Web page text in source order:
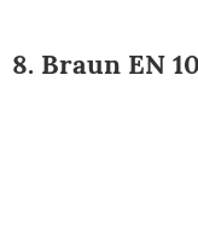
8. Braun EN 10